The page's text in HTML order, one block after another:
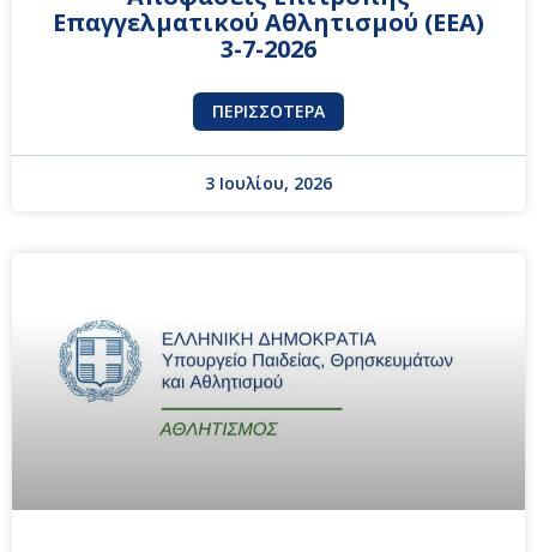
Επαγγελματικού Αθλητισμού (ΕΕΑ)
3-7-2026
ΠΕΡΙΣΣΌΤΕΡΑ
3 Ιουλίου, 2026